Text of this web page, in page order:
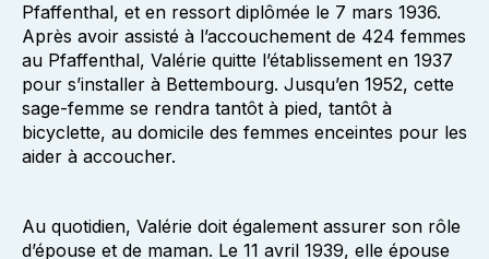
Pfaffenthal, et en ressort diplômée le 7 mars 1936.
Après avoir assisté à l’accouchement de 424 femmes
au Pfaffenthal, Valérie quitte l’établissement en 1937
pour s’installer à Bettembourg. Jusqu’en 1952, cette
sage-femme se rendra tantôt à pied, tantôt à
bicyclette, au domicile des femmes enceintes pour les
aider à accoucher.
Au quotidien, Valérie doit également assurer son rôle
d’épouse et de maman. Le 11 avril 1939, elle épouse